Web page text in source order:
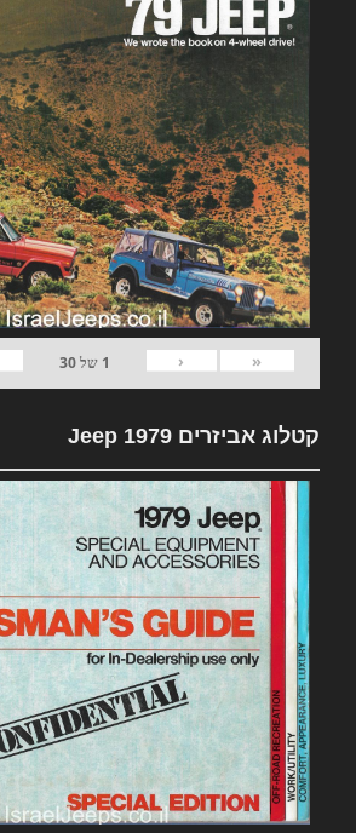
«
‹
1 של30
קטלוג אביזרים 1979 Jeep